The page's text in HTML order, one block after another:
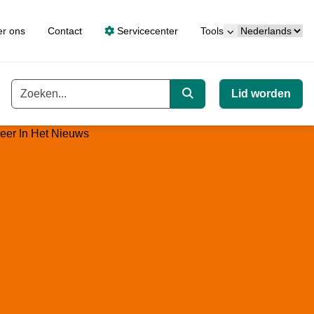
ons Contact Servicecenter
Tools
Taal
Trefwoord
Zoeken
Lid worden